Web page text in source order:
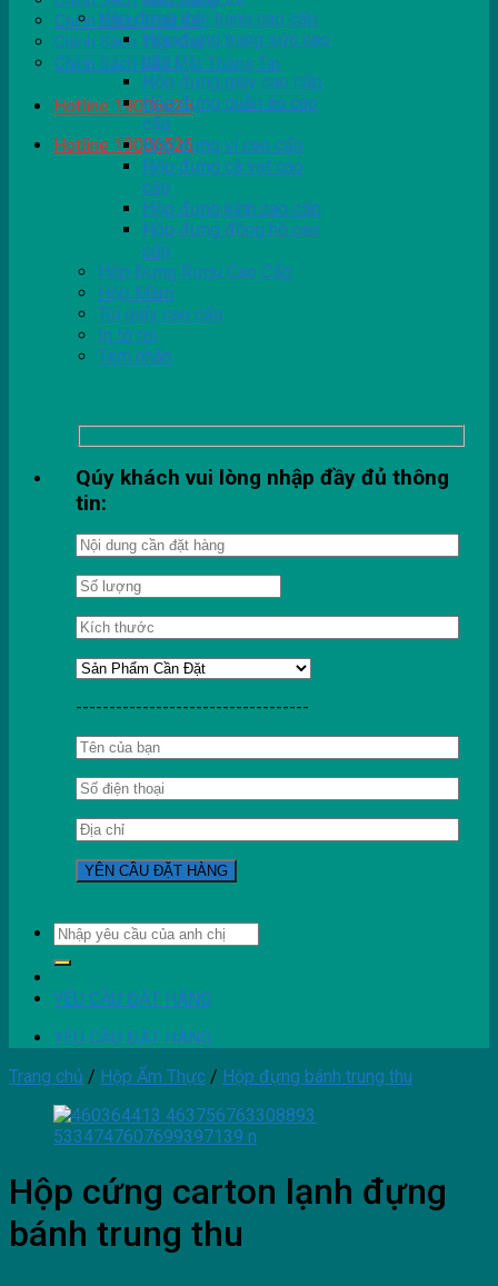
Chính Sách Thiết Kế
Chính Sách Tồn Kho
Chính Sách Bảo Mật Thông Tin
Hotline 19006525
Hotline 19006525
Hộp đựng thời trang cao cấp
Hộp đựng trang sức cao
cấp
Hộp đựng giày cao cấp
Hộp đựng quần áo cao
cấp
Hộp đựng ví cao cấp
Hộp đựng cà vạt cao
cấp
Hộp đựng kính cao cấp
Hộp đựng đồng hồ cao
cấp
Hộp Đựng Rượu Cao Cấp
Hộp Mềm
Túi giấy cao cấp
In tờ rơi
Tem nhãn
Qúy khách vui lòng nhập đầy đủ thông
tin:
-----------------------------------
Tìm
kiếm:
YÊU CẦU ĐẶT HÀNG
YÊU CẦU ĐẶT HÀNG
Trang chủ / Hộp Ẩm Thực / Hộp đựng bánh trung thu
Hộp cứng carton lạnh đựng
bánh trung thu